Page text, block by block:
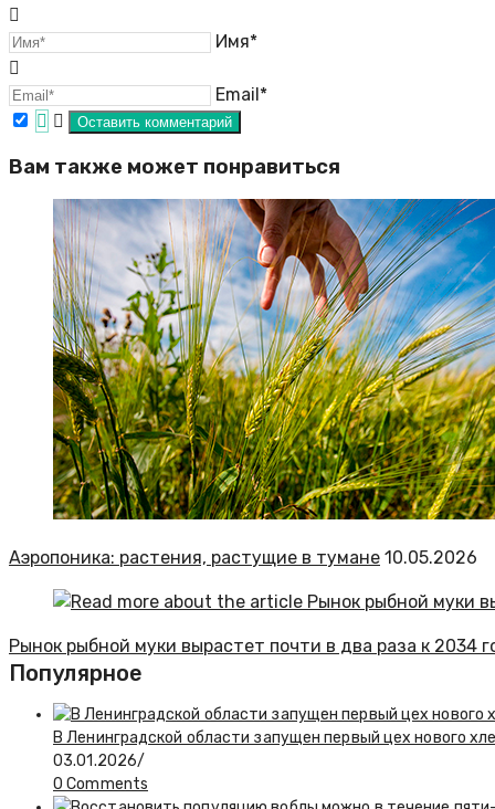
Имя*
Email*
Вам также может понравиться
Аэропоника: растения, растущие в тумане 10.05.2026
Рынок рыбной муки вырастет почти в два раза к 2034
Популярное
В Ленинградской области запущен первый цех нового
03.01.2026/
0 Comments